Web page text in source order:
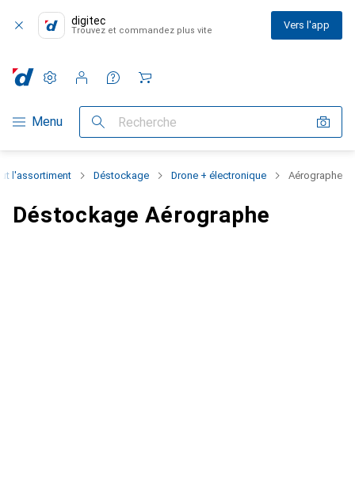
digitec
Trouvez et commandez plus vite Vers l'app
Navigation par catégorie
Menu Recherche
Paramètres
Compte client
Listes de comparaison
Listes d'envies
Panier
l'assortiment Déstockage Drone + électronique Aérographe
Déstockage Aérographe